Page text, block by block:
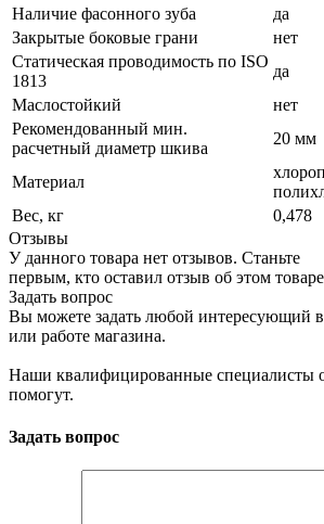
Наличие фасонного зуба
да
Закрытые боковые грани
нет
Статическая проводимость по ISO
1813
да
Маслостойкий
нет
Рекомендованный мин.
расчетный диаметр шкива
20 мм
Материал
Вес, кг
0,478
Отзывы
У данного товара нет отзывов. Станьте
первым, кто оставил отзыв об этом
Задать вопрос
Вы можете задать любой интересующий
или работе магазина.
Наши квалифицированные специалисты
помогут.
Задать вопрос